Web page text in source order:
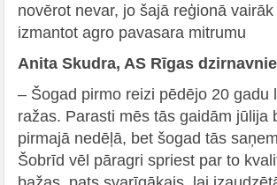
novērot nevar, jo šajā reģionā
izmantot agro pavasara mitrumu
Anita Skudra, AS Rīgas
– Šogad pirmo reizi pēdējo 20
ražas. Parasti mēs tās gaidām
pirmajā nedēļā, bet šogad tās
Šobrīd vēl pāragri spriest par to